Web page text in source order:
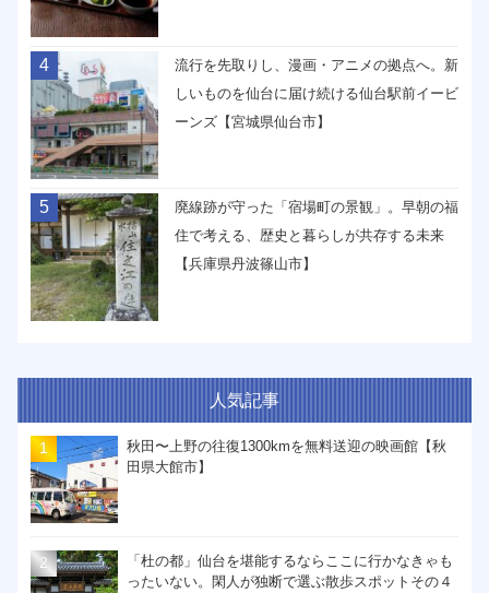
4
流行を先取りし、漫画・アニメの拠点へ。新
しいものを仙台に届け続ける仙台駅前イービ
ーンズ【宮城県仙台市】
5
廃線跡が守った「宿場町の景観」。早朝の福
住で考える、歴史と暮らしが共存する未来
【兵庫県丹波篠山市】
人気記事
秋田〜上野の往復1300kmを無料送迎の映画館【秋
田県大館市】
「杜の都」仙台を堪能するならここに行かなきゃも
ったいない。閑人が独断で選ぶ散歩スポットその４